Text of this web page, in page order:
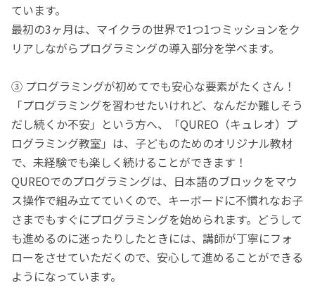
ています。
最初の3ヶ月は、マイクラの世界で1つ1つミッションをク
リアしながらプログラミングの導入部分を学べます。
③ プログラミングが初めてでも安心な要素がたくさん！
「プログラミングを習わせたいけれど、なんだか難しそう
だし続くか不安」という方へ、「QUREO（キュレオ）プ
ログラミング教室」は、子どものためのオリジナル教材
で、未経験でも楽しく続けることができます！
QUREOでのプログラミングは、日本語のブロックをマウ
ス操作で組み立てていくので、キーボードに不慣れなお子
さまでもすぐにプログラミングを始められます。どうして
も進めるのに迷ったりしたときには、講師が丁寧にフォ
ローをさせていただくので、安心して進めることができる
ようになっています。